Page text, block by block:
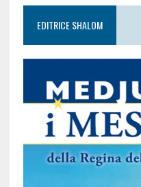
EDITRICE SHALOM